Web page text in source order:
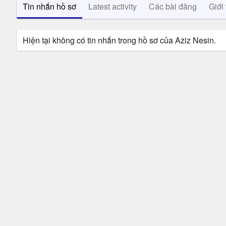
Tin nhắn hồ sơ Latest activity Các bài đăng Giới
Hiện tại không có tin nhắn trong hồ sơ của Aziz Nesin.